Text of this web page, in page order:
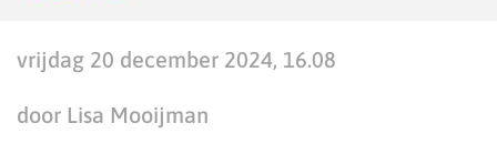
vrijdag 20 december 2024, 16.08
door Lisa Mooijman